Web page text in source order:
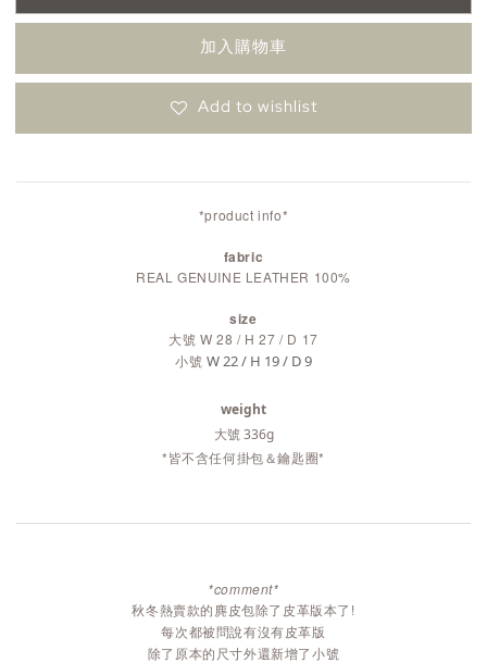
加入購物車
Add to wishlist
*product info*
fabric
REAL GENUINE LEATHER 100%
size
大號 W 28 / H 27 / D 17
小號 W 22 / H 19 / D 9
weight
大號 336g
*皆不含任何掛包＆鑰匙圈*
*comment*
秋冬熱賣款的麂皮包除了皮革版本了!
每次都被問說有沒有皮革版
除了原本的尺寸外還新增了小號